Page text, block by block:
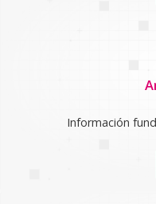
Información